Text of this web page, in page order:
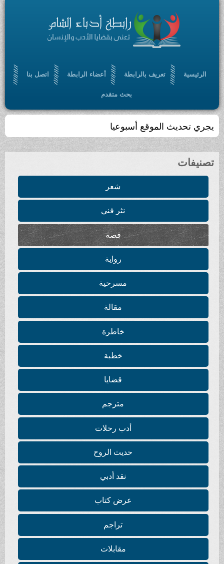
الرئيسية تعريف بالرابطة أعضاء الرابطة اتصل بنا
بحث متقدم
يجري تحديث الموقع أسبوعيا
تصنيفات
شعر
نثر فني
قصة
رواية
مسرحية
مقالة
خاطرة
خطبة
قضايا
مترجم
أدب رحلات
حديث الروح
نقد أدبي
عرض كتاب
تراجم
مقابلات